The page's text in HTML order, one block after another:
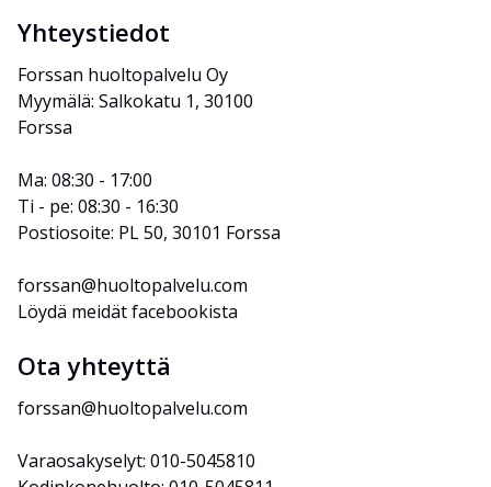
Yhteystiedot
Forssan huoltopalvelu Oy
Myymälä: Salkokatu 1, 30100
Forssa
Ma: 08:30 - 17:00
Ti - pe: 08:30 - 16:30
Postiosoite: PL 50, 30101 Forssa
forssan@huoltopalvelu.com
Löydä meidät facebookista
Ota yhteyttä
forssan@huoltopalvelu.com
Varaosakyselyt: 010-5045810